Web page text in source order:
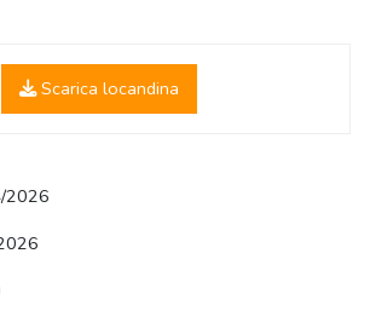
Scarica locandina
2026